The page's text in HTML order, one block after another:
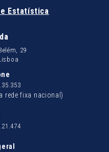
Estatística
29
rede fixa nacional)